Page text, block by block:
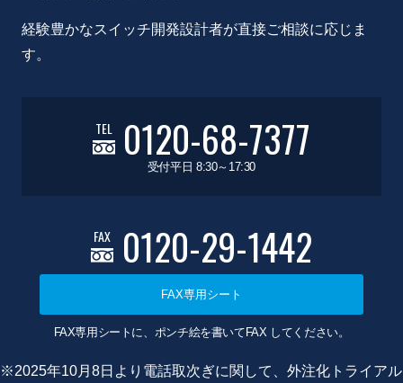
経験豊かなスイッチ開発設計者が直接ご相談に応じま
す。
TEL 0120-68-7377
受付平日 8:30～17:30
FAX 0120-29-1442
FAX専用シート
FAX専用シートに、ポンチ絵を書いてFAX してください。
※2025年10月8日より電話取次ぎに関して、外注化トライアル